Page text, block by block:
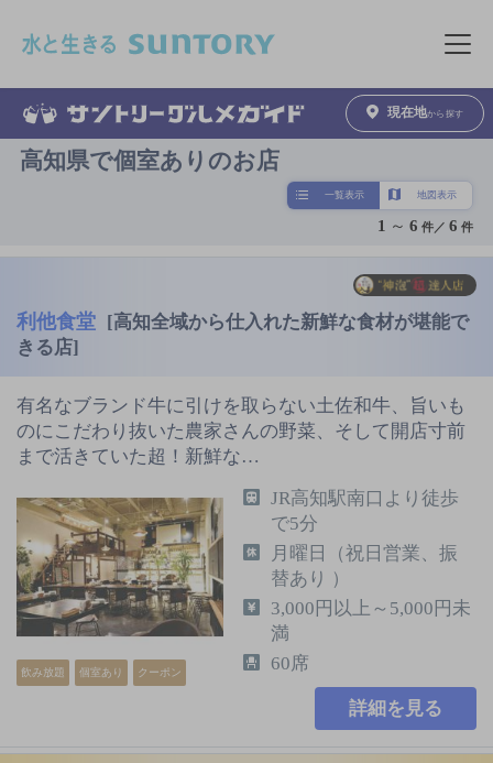
メニュ
現在地から探す
高知県で個室ありのお店
一覧表示 地図表示
1 ～ 6 件／6 件
利他食堂 [高知全域から仕入れた新鮮な食材が堪能で
きる店]
有名なブランド牛に引けを取らない土佐和牛、旨いも
のにこだわり抜いた農家さんの野菜、そして開店寸前
まで活きていた超！新鮮な…
飲み放題 個室あり クーポン
JR高知駅南口より徒歩
で5分
月曜日（祝日営業、振
替あり ）
3,000円以上～5,000円未
満
60席
詳細を見る